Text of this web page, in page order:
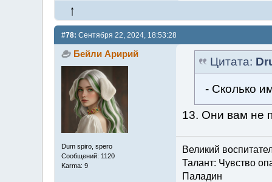
#78: Сентября 22, 2024, 18:53:28
Бейли Аририй
Dum spiro, spero
Сообщений: 1120
Karma: 9
Цитата:
- Сколько
13. Они вам не
Великий
Талант: Чувство
Паладин